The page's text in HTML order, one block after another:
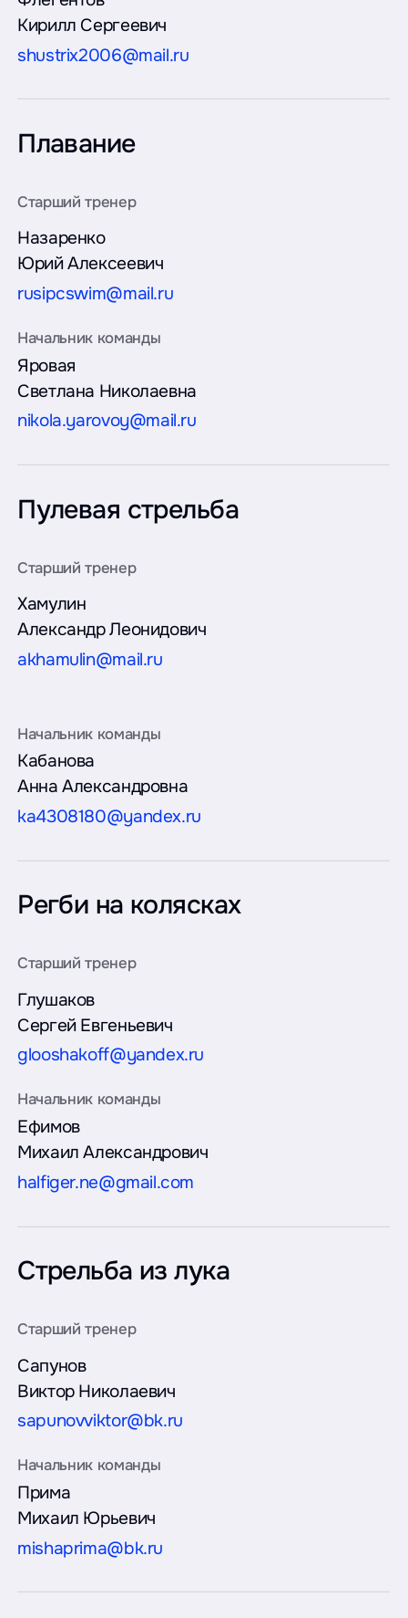
Кирилл Сергеевич
shustrix2006@mail.ru
Плавание
Назаренко
Юрий Алексеевич
rusipcswim@mail.ru
Яровая
Светлана Николаевна
nikola.yarovoy@mail.ru
Пулевая стрельба
Хамулин
Александр Леонидович
akhamulin@mail.ru
Кабанова
Анна Александровна
ka4308180@yandex.ru
Регби на колясках
Глушаков
Сергей Евгеньевич
glooshakoff@yandex.ru
Ефимов
Михаил Александрович
halfiger.ne@gmail.com
Стрельба из лука
Сапунов
Виктор Николаевич
sapunovviktor@bk.ru
Прима
Михаил Юрьевич
mishaprima@bk.ru